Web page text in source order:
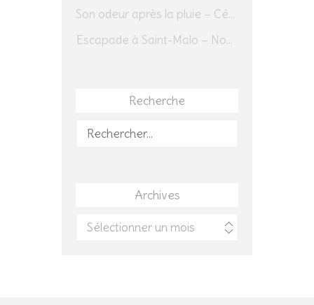
Son odeur après la pluie – Cédric Sapin-Defour
Escapade à Saint-Malo – Novembre 2025 – Jour 1
Recherche
Rechercher :
Archives
Archives